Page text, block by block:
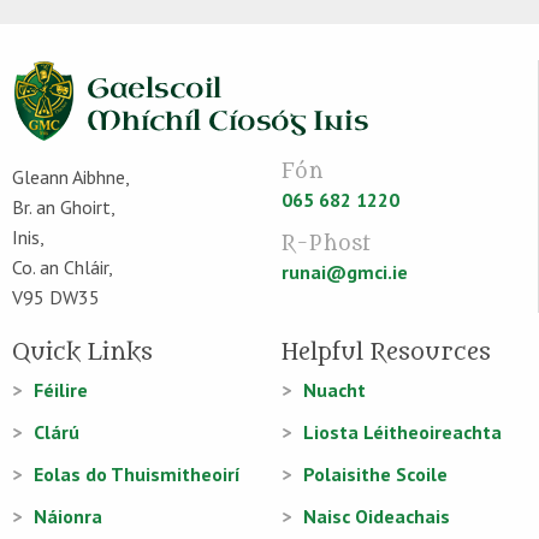
Gleann Aibhne,
Br. an Ghoirt,
Inis,
Co. an Chláir,
V95 DW35
Fón
065 682 1220
R-Phost
runai@gmci.ie
Quick Links
Féilire
Clárú
Eolas do Thuismitheoirí
Náionra
Helpful Resources
Nuacht
Liosta Léitheoireachta
Polaisithe Scoile
Naisc Oideachais